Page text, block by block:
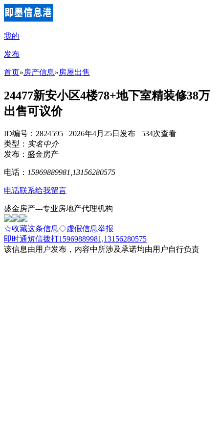
我的
发布
首页»房产信息»房屋出售
24477新安小区4楼78+地下室精装修38万
出售可议价
ID编号：2824595 2026年4月25日发布 534次查看
类型： 实名中介
发布：盛金房产
电话： 15969889981,13156280575
电话联系给我留言
盛金房产---专业房地产代理机构
☆收藏这条信息◇虚假信息举报
即时通短信拨打15969889981,13156280575
该信息由用户发布，内容中所涉及承诺均由用户自行负责